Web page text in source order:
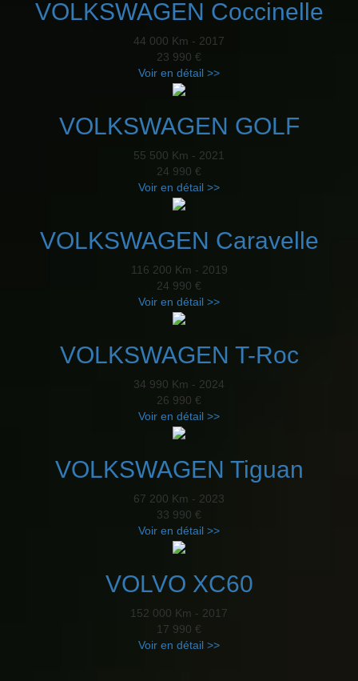
VOLKSWAGEN Coccinelle
44 000 Km - 2017
23 990 €
Voir en détail >>
VOLKSWAGEN GOLF
55 500 Km - 2021
24 990 €
Voir en détail >>
VOLKSWAGEN Caravelle
116 200 Km - 2019
24 990 €
Voir en détail >>
VOLKSWAGEN T-Roc
34 990 Km - 2024
26 990 €
Voir en détail >>
VOLKSWAGEN Tiguan
67 200 Km - 2023
33 990 €
Voir en détail >>
VOLVO XC60
152 000 Km - 2017
17 990 €
Voir en détail >>